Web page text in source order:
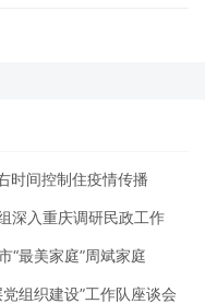
时间控制住疫情传播
深入重庆调研民政工作
最美家庭”周斌家庭
组织建设”工作队座谈会